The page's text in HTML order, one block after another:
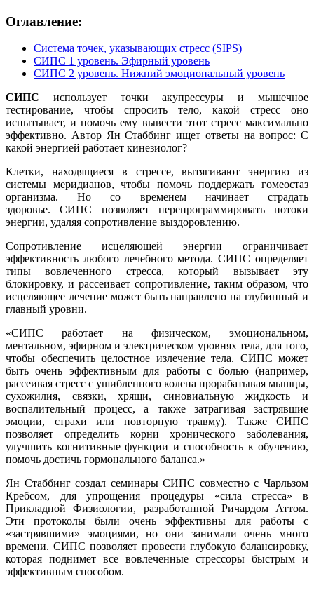
Оглавление:
Система точек, указывающих стресс (SIPS)
СИПС 1 уровень. Эфирный уровень
СИПС 2 уровень. Нижний эмоциональный уровень
СИПС использует точки акупрессуры и мышечное
тестирование, чтобы спросить тело, какой стресс оно
испытывает, и помочь ему вывести этот стресс максимально
эффективно. Автор Ян Стаббинг ищет ответы на вопрос: С
какой энергией работает кинезиолог?
Клетки, находящиеся в стрессе, вытягивают энергию из
системы меридианов, чтобы помочь поддержать гомеостаз
организма. Но со временем начинает страдать
здоровье. СИПС позволяет перепрограммировать потоки
энергии, удаляя сопротивление выздоровлению.
Сопротивление исцеляющей энергии ограничивает
эффективность любого лечебного метода. СИПС определяет
типы вовлеченного стресса, который вызывает эту
блокировку, и рассеивает сопротивление, таким образом, что
исцеляющее лечение может быть направлено на глубинный и
главный уровни.
«СИПС работает на физическом, эмоциональном,
ментальном, эфирном и электрическом уровнях тела, для того,
чтобы обеспечить целостное излечение тела. СИПС может
быть очень эффективным для работы с болью (например,
рассеивая стресс с ушибленного колена прорабатывая мышцы,
сухожилия, связки, хрящи, синовиальную жидкость и
воспалительный процесс, а также затрагивая застрявшие
эмоции, страхи или повторную травму). Также СИПС
позволяет определить корни хронического заболевания,
улучшить когнитивные функции и способность к обучению,
помочь достичь гормонального баланса.»
Ян Стаббинг создал семинары СИПС совместно с Чарльзом
Кребсом, для упрощения процедуры «сила стресса» в
Прикладной Физиологии, разработанной Ричардом Аттом.
Эти протоколы были очень эффективны для работы с
«застрявшими» эмоциями, но они занимали очень много
времени. СИПС позволяет провести глубокую балансировку,
которая поднимет все вовлеченные стрессоры быстрым и
эффективным способом.